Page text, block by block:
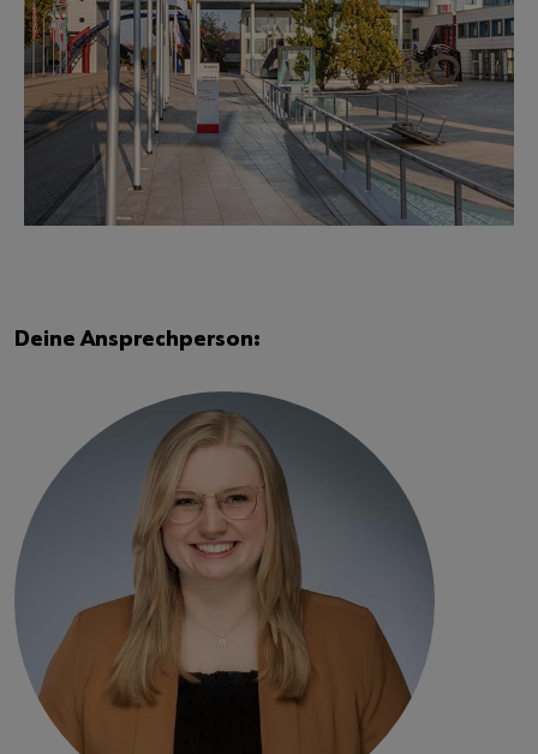
Deine Ansprechperson: